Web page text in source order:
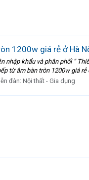
1200w giá rẻ ở Hà
nhập khẩu và phân phối ”
từ âm bàn tròn 1200w giá
đàn:Nội thất - Gia dụng